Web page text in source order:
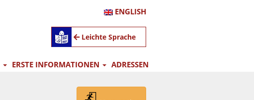
ENGLISH
Leichte Sprache
ERSTE INFORMATIONEN ADRESSEN